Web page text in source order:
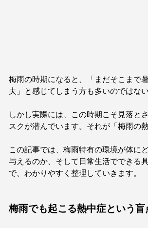
梅雨の時期になると、「まだそこまで
夫」と感じてしまう方も多いのではな
しかし実際には、この時期こそ見落と
スクが潜んでいます。それが「梅雨の
この記事では、梅雨特有の環境が体に
与えるのか、そして日常生活でできる
で、わかりやすく整理していきます。
梅雨でも起こる熱中症という盲